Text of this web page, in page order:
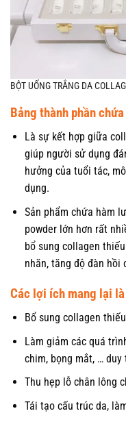
BỘT UỐNG TRẮNG DA
Bảng thành phần
Là sự kết hợp giữa
giúp người sử dụng
hưởng của tuổi tác,
dụng.
Sản phẩm chứa hàm
powder lớn hơn rất
bổ sung collagen
nhăn, tăng độ đàn hồi
Các lợi ích mang lại
Bổ sung collagen
Làm giảm các quá
chim, bọng mắt, …
Thu hẹp lỗ chân lông
Tái tạo cấu trúc da,